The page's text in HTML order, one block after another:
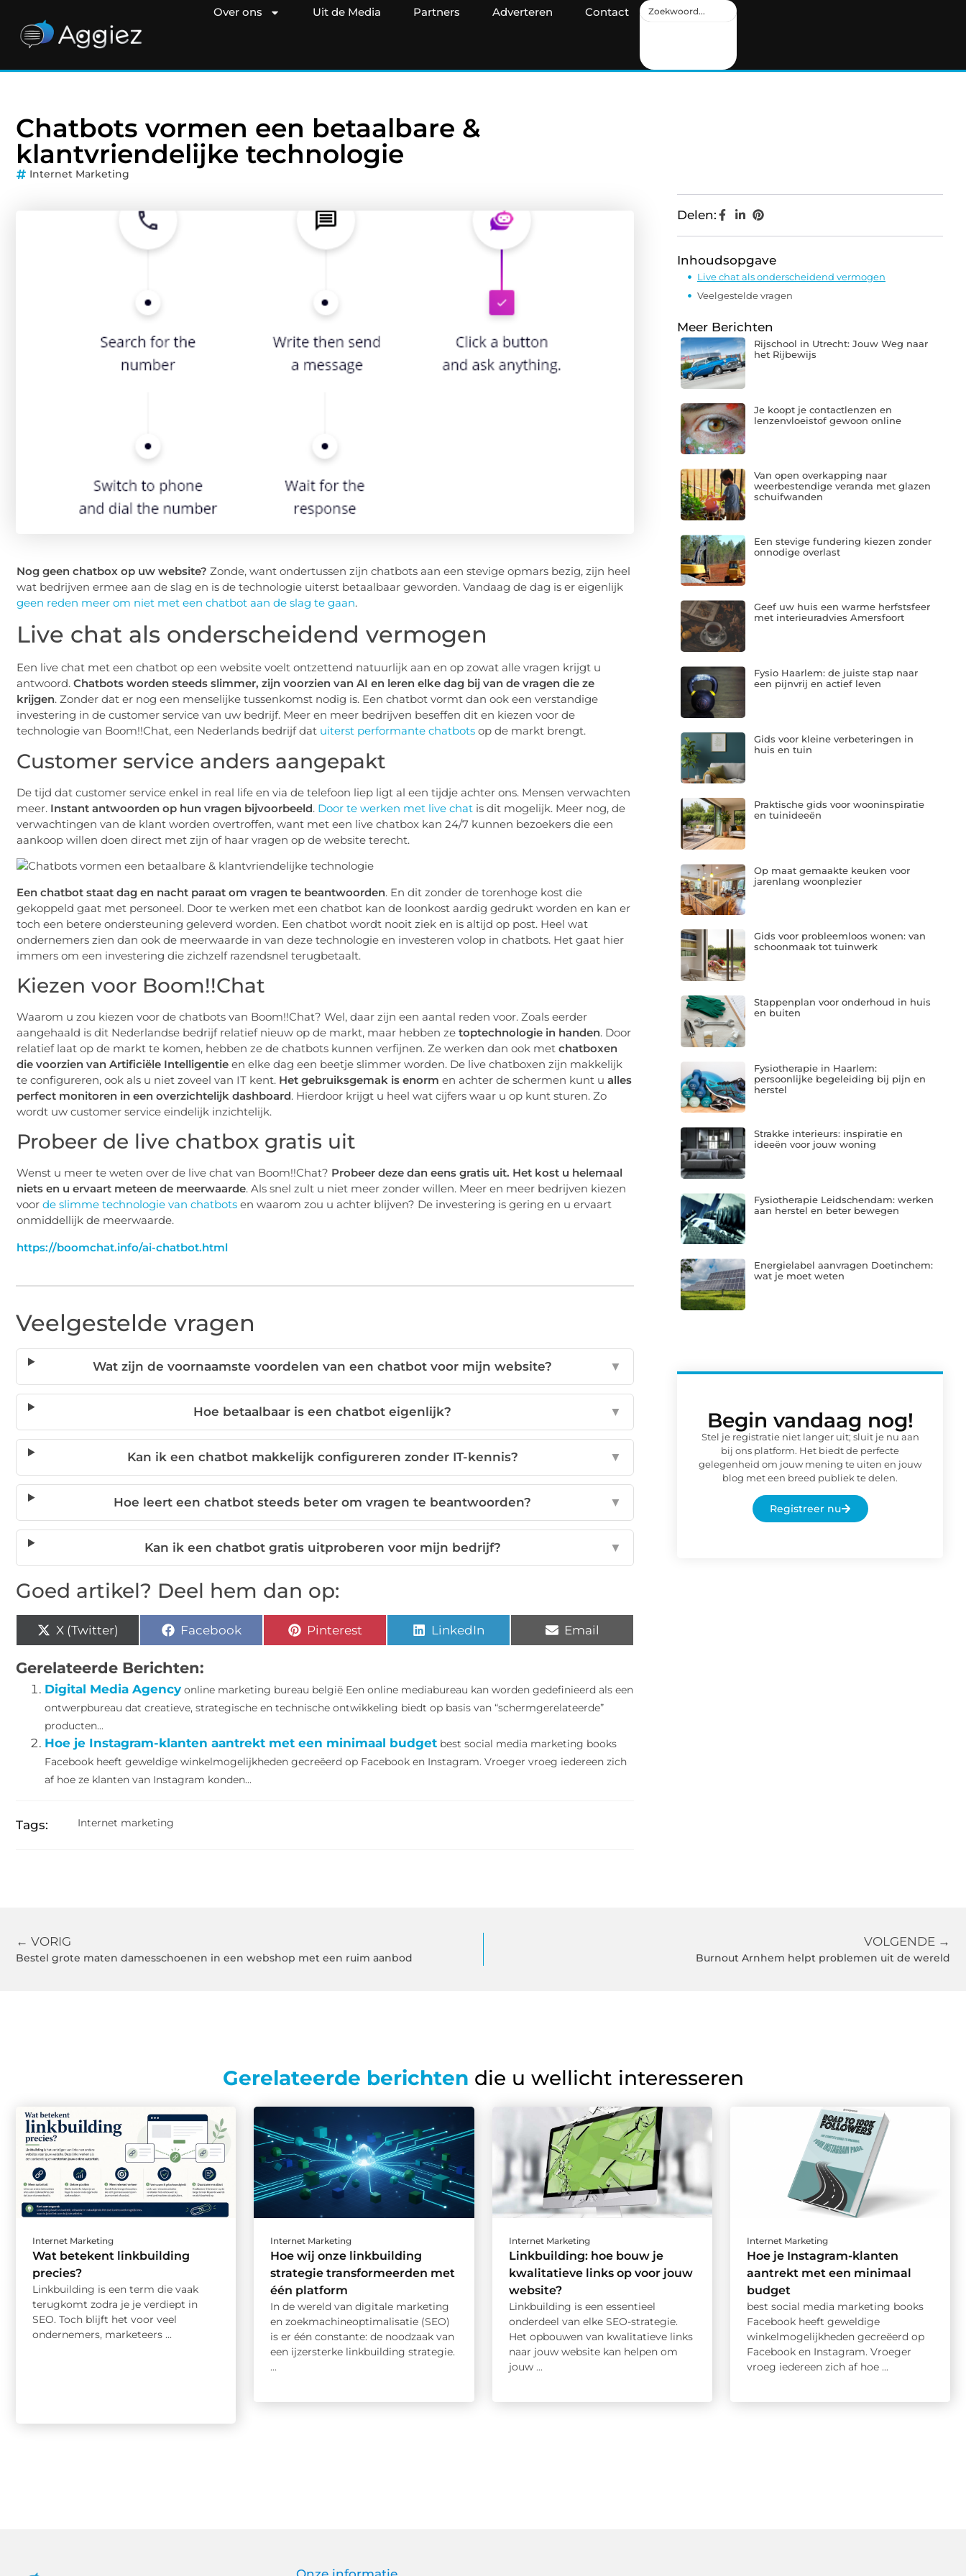
Over ons Uit de Media Partners Adverteren Contact
Chatbots vormen een betaalbare &
klantvriendelijke technologie
Internet Marketing
Nog geen chatbox op uw website? Zonde, want ondertussen zijn chatbots aan een stevige opmars bezig, zijn heel
wat bedrijven ermee aan de slag en is de technologie uiterst betaalbaar geworden. Vandaag de dag is er eigenlijk
geen reden meer om niet met een chatbot aan de slag te gaan.
Live chat als onderscheidend vermogen
Een live chat met een chatbot op een website voelt ontzettend natuurlijk aan en op zowat alle vragen krijgt u
antwoord. Chatbots worden steeds slimmer, zijn voorzien van AI en leren elke dag bij van de vragen die ze
krijgen. Zonder dat er nog een menselijke tussenkomst nodig is. Een chatbot vormt dan ook een verstandige
investering in de customer service van uw bedrijf. Meer en meer bedrijven beseffen dit en kiezen voor de
technologie van Boom!!Chat, een Nederlands bedrijf dat uiterst performante chatbots op de markt brengt.
Customer service anders aangepakt
De tijd dat customer service enkel in real life en via de telefoon liep ligt al een tijdje achter ons. Mensen verwachten
meer. Instant antwoorden op hun vragen bijvoorbeeld. Door te werken met live chat is dit mogelijk. Meer nog, de
verwachtingen van de klant worden overtroffen, want met een live chatbox kan 24/7 kunnen bezoekers die een
aankoop willen doen direct met zijn of haar vragen op de website terecht.
Een chatbot staat dag en nacht paraat om vragen te beantwoorden. En dit zonder de torenhoge kost die
gekoppeld gaat met personeel. Door te werken met een chatbot kan de loonkost aardig gedrukt worden en kan er
toch een betere ondersteuning geleverd worden. Een chatbot wordt nooit ziek en is altijd op post. Heel wat
ondernemers zien dan ook de meerwaarde in van deze technologie en investeren volop in chatbots. Het gaat hier
immers om een investering die zichzelf razendsnel terugbetaalt.
Kiezen voor Boom!!Chat
Waarom u zou kiezen voor de chatbots van Boom!!Chat? Wel, daar zijn een aantal reden voor. Zoals eerder
aangehaald is dit Nederlandse bedrijf relatief nieuw op de markt, maar hebben ze toptechnologie in handen. Door
relatief laat op de markt te komen, hebben ze de chatbots kunnen verfijnen. Ze werken dan ook met chatboxen
die voorzien van Artificiële Intelligentie en elke dag een beetje slimmer worden. De live chatboxen zijn makkelijk
te configureren, ook als u niet zoveel van IT kent. Het gebruiksgemak is enorm en achter de schermen kunt u alles
perfect monitoren in een overzichtelijk dashboard. Hierdoor krijgt u heel wat cijfers waar u op kunt sturen. Zo
wordt uw customer service eindelijk inzichtelijk.
Probeer de live chatbox gratis uit
Wenst u meer te weten over de live chat van Boom!!Chat? Probeer deze dan eens gratis uit. Het kost u helemaal
niets en u ervaart meteen de meerwaarde. Als snel zult u niet meer zonder willen. Meer en meer bedrijven kiezen
voor de slimme technologie van chatbots en waarom zou u achter blijven? De investering is gering en u ervaart
onmiddellijk de meerwaarde.
https://boomchat.info/ai-chatbot.html
Veelgestelde vragen
Wat zijn de voornaamste voordelen van een chatbot voor mijn website? ▼
Hoe betaalbaar is een chatbot eigenlijk? ▼
Kan ik een chatbot makkelijk configureren zonder IT-kennis? ▼
Hoe leert een chatbot steeds beter om vragen te beantwoorden? ▼
Kan ik een chatbot gratis uitproberen voor mijn bedrijf? ▼
Goed artikel? Deel hem dan op:
X (Twitter) Facebook Pinterest LinkedIn Email
Gerelateerde Berichten:
Digital Media Agency online marketing bureau belgië Een online mediabureau kan worden gedefinieerd als een
ontwerpbureau dat creatieve, strategische en technische ontwikkeling biedt op basis van “schermgerelateerde”
producten...
Hoe je Instagram-klanten aantrekt met een minimaal budget best social media marketing books
Facebook heeft geweldige winkelmogelijkheden gecreëerd op Facebook en Instagram. Vroeger vroeg iedereen zich
af hoe ze klanten van Instagram konden...
Tags: Internet marketing
Delen:
Inhoudsopgave
Live chat als onderscheidend vermogen
Veelgestelde vragen
Meer Berichten
Rijschool in Utrecht: Jouw Weg naar
het Rijbewijs
Je koopt je contactlenzen en
lenzenvloeistof gewoon online
Van open overkapping naar
weerbestendige veranda met glazen
schuifwanden
Een stevige fundering kiezen zonder
onnodige overlast
Geef uw huis een warme herfstsfeer
met interieuradvies Amersfoort
Fysio Haarlem: de juiste stap naar
een pijnvrij en actief leven
Gids voor kleine verbeteringen in
huis en tuin
Praktische gids voor wooninspiratie
en tuinideeën
Op maat gemaakte keuken voor
jarenlang woonplezier
Gids voor probleemloos wonen: van
schoonmaak tot tuinwerk
Stappenplan voor onderhoud in huis
en buiten
Fysiotherapie in Haarlem:
persoonlijke begeleiding bij pijn en
herstel
Strakke interieurs: inspiratie en
ideeën voor jouw woning
Fysiotherapie Leidschendam: werken
aan herstel en beter bewegen
Energielabel aanvragen Doetinchem:
wat je moet weten
Begin vandaag nog!
Stel je registratie niet langer uit; sluit je nu aan
bij ons platform. Het biedt de perfecte
gelegenheid om jouw mening te uiten en jouw
blog met een breed publiek te delen.
Registreer nu
← VORIG
Bestel grote maten damesschoenen in een webshop met een ruim aanbod
VOLGENDE →
Burnout Arnhem helpt problemen uit de wereld
Gerelateerde berichten die u wellicht interesseren
Internet Marketing
Wat betekent linkbuilding
precies?
Linkbuilding is een term die vaak
terugkomt zodra je je verdiept in
SEO. Toch blijft het voor veel
ondernemers, marketeers ...
Internet Marketing
Hoe wij onze linkbuilding
strategie transformeerden met
één platform
In de wereld van digitale marketing
en zoekmachineoptimalisatie (SEO)
is er één constante: de noodzaak van
een ijzersterke linkbuilding strategie.
...
Internet Marketing
Linkbuilding: hoe bouw je
kwalitatieve links op voor jouw
website?
Linkbuilding is een essentieel
onderdeel van elke SEO-strategie.
Het opbouwen van kwalitatieve links
naar jouw website kan helpen om
jouw ...
Internet Marketing
Hoe je Instagram-klanten
aantrekt met een minimaal
budget
best social media marketing books
Facebook heeft geweldige
winkelmogelijkheden gecreëerd op
Facebook en Instagram. Vroeger
vroeg iedereen zich af hoe ...